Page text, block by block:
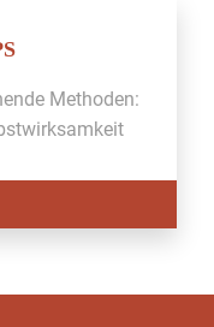
Meth­o­d­en: